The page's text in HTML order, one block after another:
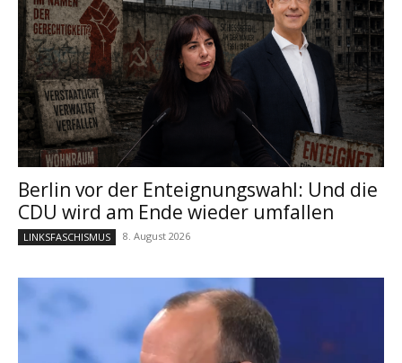
Berlin vor der Enteignungswahl: Und die
CDU wird am Ende wieder umfallen
LINKSFASCHISMUS 8. August 2026